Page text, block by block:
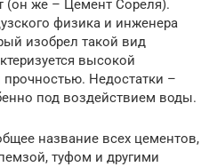
(он же – Цемент Сореля).
физика и инженера
изобрел такой вид
высокой
Недостатки –
под воздействием воды.
название всех цементов,
туфом и другими